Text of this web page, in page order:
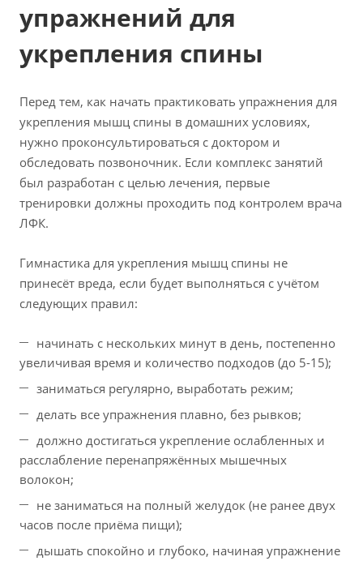
упражнений для
укрепления спины
Перед тем, как начать практиковать упражнения для
укрепления мышц спины в домашних условиях,
нужно проконсультироваться с доктором и
обследовать позвоночник. Если комплекс занятий
был разработан с целью лечения, первые
тренировки должны проходить под контролем врача
ЛФК.
Гимнастика для укрепления мышц спины не
принесёт вреда, если будет выполняться с учётом
следующих правил:
начинать с нескольких минут в день, постепенно
увеличивая время и количество подходов (до 5-15);
заниматься регулярно, выработать режим;
делать все упражнения плавно, без рывков;
должно достигаться укрепление ослабленных и
расслабление перенапряжённых мышечных
волокон;
не заниматься на полный желудок (не ранее двух
часов после приёма пищи);
дышать спокойно и глубоко, начиная упражнение